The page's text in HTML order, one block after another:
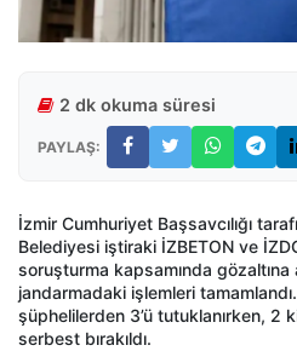
2 dk okuma süresi
PAYLAŞ:
İzmir Cumhuriyet Başsavcılığı
Belediyesi iştiraki İZBETON ve
soruşturma kapsamında gözaltına
jandarmadaki işlemleri
şüphelilerden 3’ü tutuklanırken, 2
serbest bırakıldı.